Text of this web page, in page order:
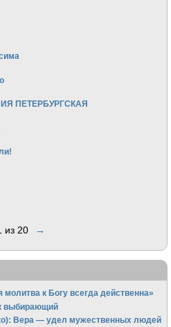
ПЕТЕРБУРГСКАЯ
из 20 →
к Богу всегда действенна»
выбирающий
Вера — удел мужественных людей